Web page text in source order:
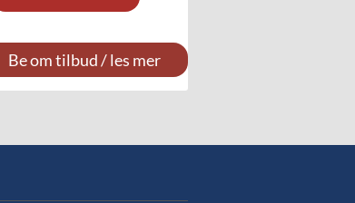
Be om tilbud / les mer